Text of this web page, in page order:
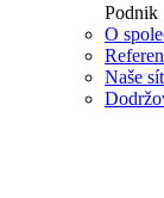
Podnik
O
Naše